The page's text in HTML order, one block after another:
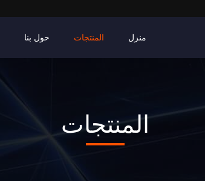
منزل المنتجات حول بنا
المنتجات